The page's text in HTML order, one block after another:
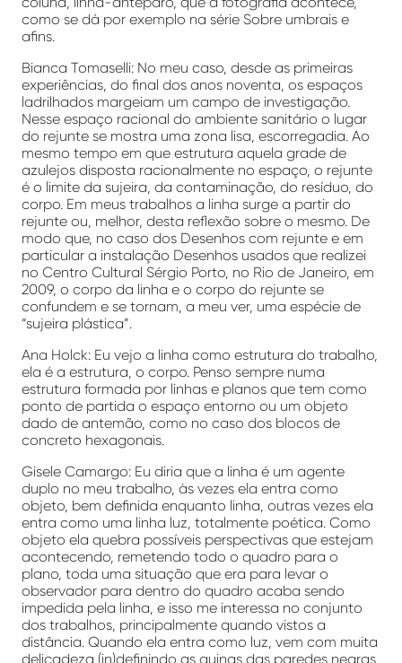
como se dá por exemplo na série Sobre umbrais e
afins.
Bianca Tomaselli: No meu caso, desde as primeiras
experiências, do final dos anos noventa, os espaços
ladrilhados margeiam um campo de investigação.
Nesse espaço racional do ambiente sanitário o lugar
do rejunte se mostra uma zona lisa, escorregadia. Ao
mesmo tempo em que estrutura aquela grade de
azulejos disposta racionalmente no espaço, o rejunte
é o limite da sujeira, da contaminação, do resíduo, do
corpo. Em meus trabalhos a linha surge a partir do
rejunte ou, melhor, desta reflexão sobre o mesmo. De
modo que, no caso dos Desenhos com rejunte e em
particular a instalação Desenhos usados que realizei
no Centro Cultural Sérgio Porto, no Rio de Janeiro, em
2009, o corpo da linha e o corpo do rejunte se
confundem e se tornam, a meu ver, uma espécie de
“sujeira plástica”.
Ana Holck: Eu vejo a linha como estrutura do trabalho,
ela é a estrutura, o corpo. Penso sempre numa
estrutura formada por linhas e planos que tem como
ponto de partida o espaço entorno ou um objeto
dado de antemão, como no caso dos blocos de
concreto hexagonais.
Gisele Camargo: Eu diria que a linha é um agente
duplo no meu trabalho, às vezes ela entra como
objeto, bem definida enquanto linha, outras vezes ela
entra como uma linha luz, totalmente poética. Como
objeto ela quebra possíveis perspectivas que estejam
acontecendo, remetendo todo o quadro para o
plano, toda uma situação que era para levar o
observador para dentro do quadro acaba sendo
impedida pela linha, e isso me interessa no conjunto
dos trabalhos, principalmente quando vistos a
distância. Quando ela entra como luz, vem com muita
delicadeza (in)definindo as quinas das paredes negras,